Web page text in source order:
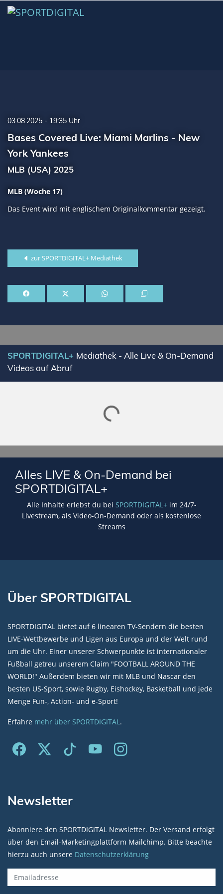
03.08.2025 - 19:35 Uhr
Bases Covered Live: Miami Marlins - New
York Yankees
MLB (USA) 2025
MLB (Woche 17)
Das Event wird mit englischem Originalkommentar gezeigt.
zur SPORTDIGITAL+ Mediathek
SPORTDIGITAL+ Mediathek - Alle Live & On-Demand
Videos auf Abruf
Lade SPORTDIGITAL+ Mediathek
Alles LIVE & On-Demand bei
SPORTDIGITAL+
Alle Inhalte erlebst du bei SPORTDIGITAL+im 24/7-
Livestream, als Video-On-Demand oder als kostenlose
Streams
Über SPORTDIGITAL
SPORTDIGITAL bietet auf 6 linearen TV-Sendern die besten
LIVE-Wettbewerbe und Ligen aus Europa und der Welt rund
um die Uhr. Einer unserer Schwerpunkte ist internationaler
Fußball getreu unserem Claim "FOOTBALL AROUND THE
WORLD!" Außerdem bieten wir mit MLB und Nascar den
besten US-Sport, sowie Rugby, Eishockey, Basketball und jede
Menge Fun-, Action- und e-Sport!
Erfahre mehr über SPORTDIGITAL.
Newsletter
Abonniere den SPORTDIGITAL Newsletter. Der Versand erfolgt
über den Email-Marketingplattform Mailchimp. Bitte beachte
hierzu auch unsere Datenschutzerklärung